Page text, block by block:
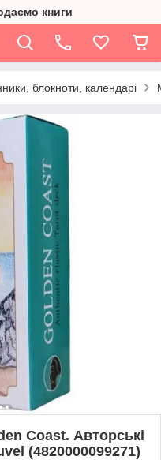
книги
блокноти, календарі
Coast. Авторські
(4820000099271)